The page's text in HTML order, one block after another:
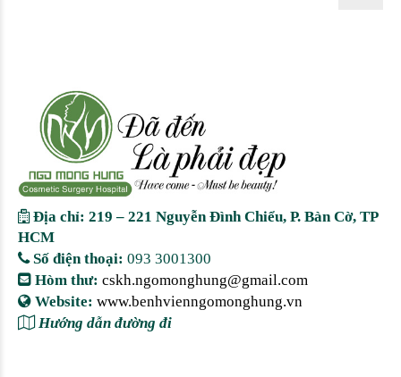
Địa chỉ: 219 – 221 Nguyễn Đình Chiểu, P. Bàn Cờ, TP
HCM
Số điện thoại: 093 3001300
Hòm thư: cskh.ngomonghung@gmail.com
Website: www.benhvienngomonghung.vn
Hướng dẫn đường đi